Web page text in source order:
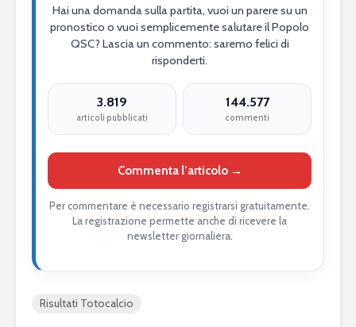
Hai una domanda sulla partita, vuoi un parere su un
pronostico o vuoi semplicemente salutare il Popolo
QSC? Lascia un commento: saremo felici di
risponderti.
3.819
articoli pubblicati
144.577
commenti
Commenta l’articolo →
Per commentare è necessario registrarsi gratuitamente.
La registrazione permette anche di ricevere la
newsletter giornaliera.
Risultati Totocalcio